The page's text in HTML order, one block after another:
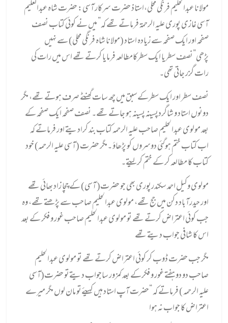
مولانا عبدالحلیم فرنگی محلی،استاذ حضرت سرکار آسی: حضرت شاہ عبدالعلیم
آسی غازی پوری علیہ الرحمۃ فرماتے تھے کہ” میں نے کوئی کتاب نصف
صفحہ اور ایک صفحہ سے زیادہ استاد (مولانا شاہ فرنگی محلی) سے نہیں
پڑھی”نصف سطریا ایک سطرکامطالعہ فرمایا کرتے تھے اس میں رات کی
رات گزر جاتی تھی۔
نصف سطر اور ایک سطرکےسبق میں چھ سات گھنٹے صرف ہوتے تھے، مگر
دونوں استاد و شاگردپسینہ پسینہ ہو جاتے تھے۔ نصف صفحہ ایک صفحہ کے
بعد مولوی عبدالحلیم صاحب علیہ الرحمہ کتاب بند کرادیتے اور فرماتے کہ
اب کتاب ختم ہوگئی دوسروں کو پڑھاؤ ۔مگر حضرت (آسی علیہ الرحمہ) خود
کتاب کا مطالعہ کر کے ختم کر لیتے۔
مولوی وکیل احمد سکندرپوری بھی جو حضرت( آسی) کے چچا زاد بھائی تھے
اور حیدرآباد دکن میں جج تھے، مولوی عبدالحلیم صاحب سے پڑھتے تھے، وہ
جب کوئی اعتراض کرتے تھے تو مولوی عبدالحلیم صاحب غور و فکر کے بعد
اس کا شافی جواب دیتے تھے
مگر جب حضرت ڈوب کر کوئی اعتراض کرتے تھے تو مولوی عبدالحلیم
صاحب دو دو ہفتے غور و فکرکے بعد کمزور ساجواب دیتےتو حضرت(آسی
علیہ الرحمہ ) فرماتے کہ “حضرت آپ استاد ہیں کہیئےتو مان لوں مگر میرے
اعتراض کا جواب نہ ہوا